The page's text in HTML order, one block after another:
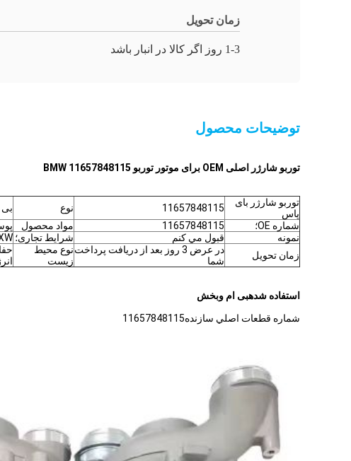
زمان تحویل
1-3 روز اگر کالا در انبار باشد
توضیحات محصول
توربو شارژر اصلی OEM برای موتور توربو BMW 11657848115
توربو شارژر بای
پاس
11657848115 نوع
بی
شماره OE؛
11657848115 مواد محصول
نمونه
قبول مي کنم شرایط تجاری؛
زمان تحویل
در عرض 3 روز بعد از دریافت پرداخت
شما
نوع محیط
زیست
استفاده شدهبی ام وبخش
شماره قطعات اصلي سازنده11657848115